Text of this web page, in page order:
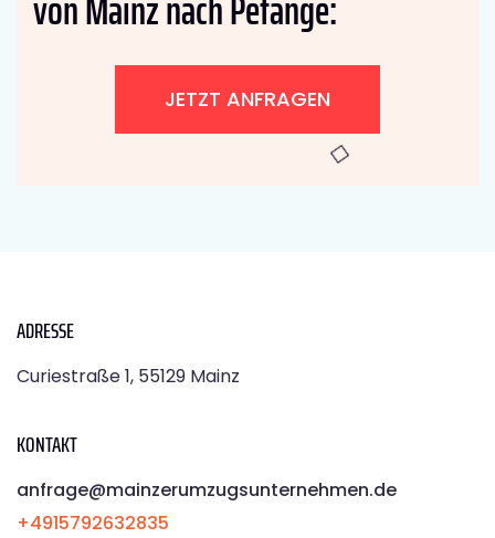
JETZT ANFRAGEN
ADRESSE
Curiestraße 1, 55129 Mainz
KONTAKT
anfrage@mainzerumzugsunternehmen.de
+4915792632835